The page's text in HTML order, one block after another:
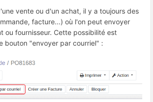
vente ou d'un achat, il y a toujours des
facture...) où l'on peut envoyer
ou fournisseur. Cette possibilité est
bouton "envoyer par courriel" :